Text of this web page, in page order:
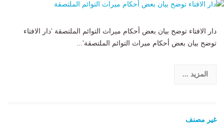
دار الافتاء توضح بيان بعض أحكام ميراث التوائم الملتصقة 'دار الافتاء
توضح بيان بعض أحكام ميراث التوائم الملتصقة'...
المزيد ...
غير مصنف